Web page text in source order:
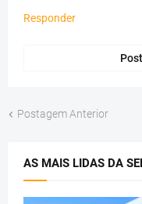
Responder
Postagem Anterior
AS MAIS LIDAS DA